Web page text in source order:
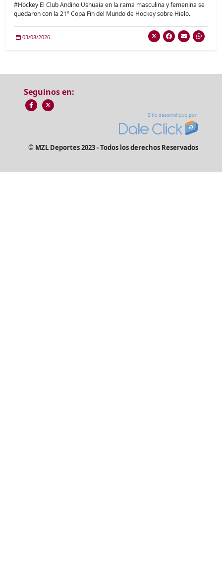
#Hockey El Club Andino Ushuaia en la rama masculina y femenina se
quedaron con la 21° Copa Fin del Mundo de Hockey sobre Hielo.
03/08/2026
Seguinos en:
© MZL Deportes 2023 - Todos los derechos Reservados